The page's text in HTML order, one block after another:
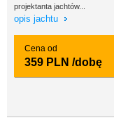
projektanta jachtów...
opis jachtu
Cena od
359 PLN /dobę